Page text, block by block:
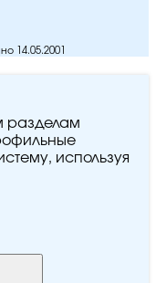
14.05.2001
разделам
используя